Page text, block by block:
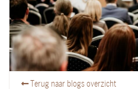
Terug naar blogs overzicht